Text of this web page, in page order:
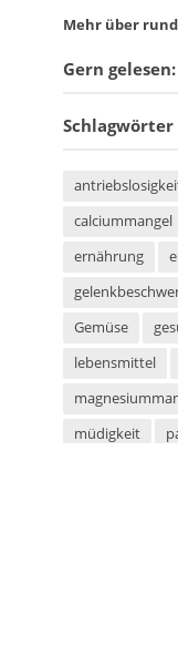
Mehr über
Gern gelesen:
Schlagwörter
calciummangel
ernährung
Gemüse
lebensmittel
müdigkeit